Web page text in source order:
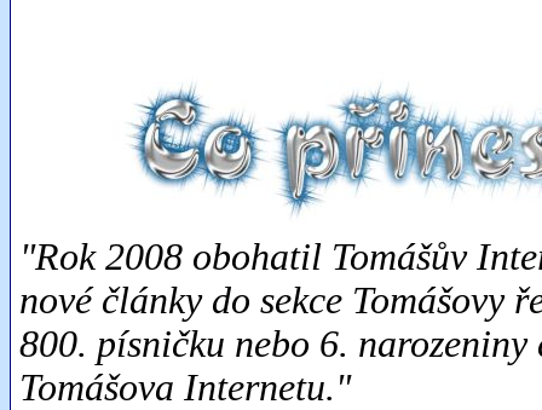
"Rok 2008 obohatil Tomášův
nové články do sekce
800. písničku nebo 6.
Tomášova Internetu."